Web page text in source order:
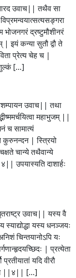
उवाच|| तथैव सा
द्रष्टुमौशीनरं
इयं कन्या सुतौ द्वौ ते
प्रेत्य चेह च |
[…]
उवाच|| तथा
महाभुजम् ||
च सामात्यं
कुरुनन्दन | स्त्रियो
चान्ये तथैवान्ये
उपयास्यति दाशार्हः
उवाच|| यस्य वै
यस्य धनञ्जयः
चिन्तयानोऽपि यः
| प्रत्येता
यदि वीरौ
मम ||४|| […]